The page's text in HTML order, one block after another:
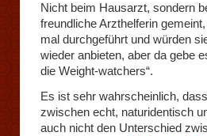
Nicht beim Hausarzt, sondern
freundliche Arzthelferin
mal durchgeführt und würden
wieder anbieten, aber da gebe
die Weight-watchers“.
Es ist sehr wahrscheinlich,
zwischen echt, naturidentisch
auch nicht den Unterschied